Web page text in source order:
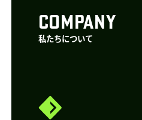
COMPANY
私たちについて